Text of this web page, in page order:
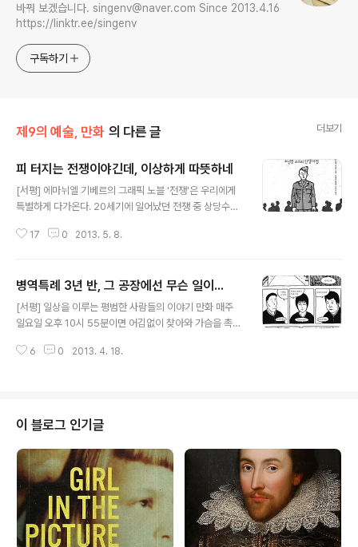
바꿔 보겠습니다. singenv@naver.com Since 2013.4.16
https://linktr.ee/singenv
구독하기
제9의 예술, 만화 의 다른 글 더보기
피 터지는 전쟁이야긴데, 이상하게 따뜻하네
[서평] 에마뉘엘 기베르의 그래픽 노블 '전쟁'은 우리에게
특별하게 다가온다. 20세기에 일어났던 전쟁 중 상당수의
전쟁, 걸프전, 이라크전쟁 등)이기도 하겠지만, 여전히 전쟁
분 군대를 경험하고, 제대를 한 후에도 예비군으로 편성되
어 떼려야 뗄 수 없는 관계가 설정되는 것이다. 이런 상황에
서 기인한 것인지는 몰라도 군대를 가기 전에도 군대를 다
한 영화는 거의 섭렵한 것 같다. 개 중에는 광기와 분노를
17 0 2013. 5. 8.
병역특례 3년 반, 그 공장에선 무슨 일이...
[서평] 일상을 이루는 평범한 사람들의 이야기 만화 매주
일요일 오후 10시 55분이면 어김없이 찾아와 가슴을 촉촉
2TV). 대부분 너무나도 익숙하고 친숙한 곳에서의 3일을
있다는 것을, 나와는 아무런 관련도 없는 그곳에서도 열심
히 살아가는 사람들이 있다는 것을 모르기 때문은 아닐까.
또는 관심이 없을지도. '나와는 상관없다'고 생각하거나 너
무 동떨어져 있거나, 혹은 너무 평범하거나. 군대를 다녀온
사람이라면 알 것이다. 군대 또한 지극히 평범한 사람들이
살아가는 곳이라는 것..
6 0 2013. 4. 18.
이 블로그 인기글